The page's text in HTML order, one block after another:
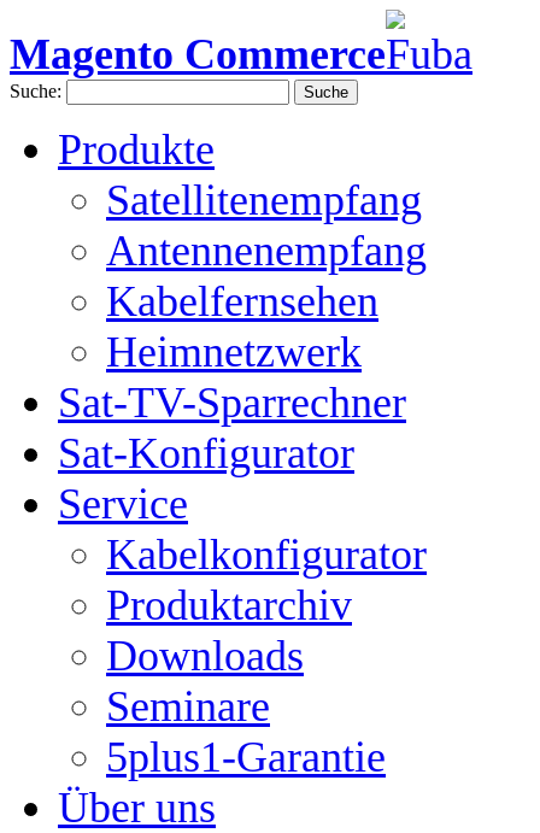
Magento Commerce
Suche: Suche
Produkte
Satellitenempfang
Antennenempfang
Kabelfernsehen
Heimnetzwerk
Sat-TV-Sparrechner
Sat-Konfigurator
Service
Kabelkonfigurator
Produktarchiv
Downloads
Seminare
5plus1-Garantie
Über uns